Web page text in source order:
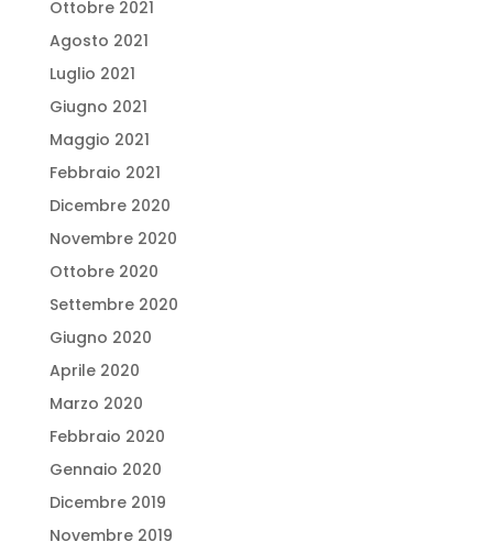
Ottobre 2021
Agosto 2021
Luglio 2021
Giugno 2021
Maggio 2021
Febbraio 2021
Dicembre 2020
Novembre 2020
Ottobre 2020
Settembre 2020
Giugno 2020
Aprile 2020
Marzo 2020
Febbraio 2020
Gennaio 2020
Dicembre 2019
Novembre 2019